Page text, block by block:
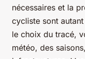
nécessaires et la
cycliste sont
le choix du tracé,
météo, des